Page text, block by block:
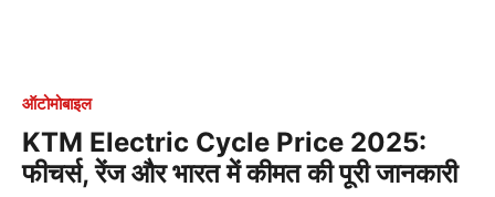
ऑटोमोबाइल
KTM Electric Cycle Price 2025:
फीचर्स, रेंज और भारत में कीमत की पूरी जानकारी